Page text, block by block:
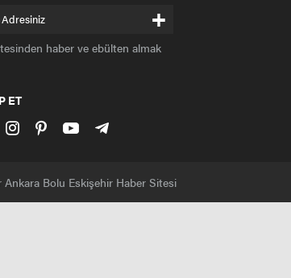
+
haber ve ebülten almak
ET
Ankara Bolu Eskişehir Haber Sitesi